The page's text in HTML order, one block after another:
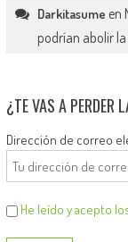
Darkitasume en
podrían abolir
¿TE VAS A PERDER
Dirección de correo
He leído y acepto